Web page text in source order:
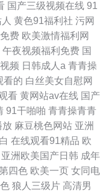
国产三级视频在线 91
黄色91福利社 污网
费 欧美激情福利网
午夜视频福利免费 国
频 日韩成人a 青青操
看的 白丝美女自慰网
看 黄网站av在线 国产
91干啪啪 青青操青青
放 麻豆桃色网站 亚洲
在线观看91精品 欧
亚洲欧美国产日韩 成年
四色 欧美一页 女同电
狼人三级片 高清男